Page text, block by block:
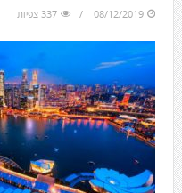
to
the
next
area
08/12/2019 337 צפיות